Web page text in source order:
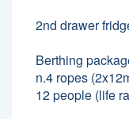
2nd drawer
Berthing
n.4 ropes
12 people (life